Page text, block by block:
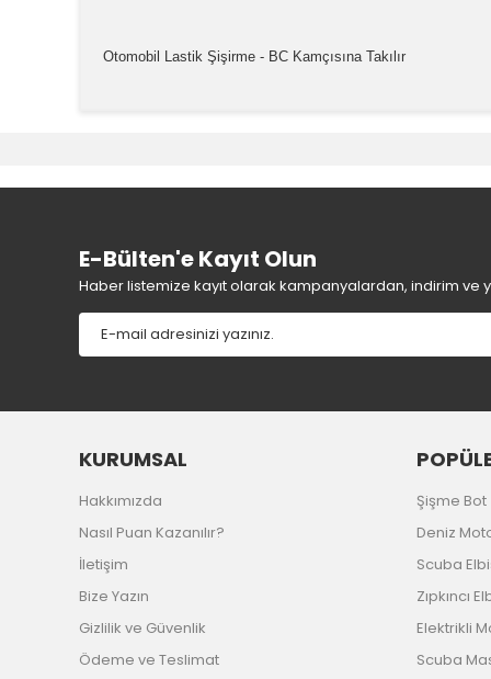
Otomobil Lastik Şişirme - BC Kamçısına Takılır
Ürün resmi kalitesiz, bozuk veya görüntülenemiyor.
Ürün bilgilerinde hatalar bulunuyor.
Ürün fiyatı diğer sitelerden daha pahalı.
Bu ürüne benzer farklı alternatifler olmalı.
E-Bülten'e Kayıt Olun
Haber listemize kayıt olarak kampanyalardan, indirim ve
KURUMSAL
Hakkımızda
Nasıl Puan Kazanılır?
İletişim
Bize Yazın
Gizlilik ve Güvenlik
Ödeme ve Teslimat
Şişme Bot
Deniz
Scuba
Zıpkıncı
Elektrikli
Scuba